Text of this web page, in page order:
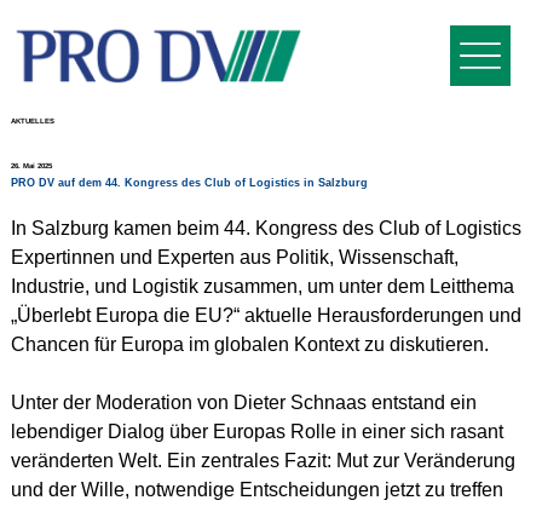
AKTUELLES
26. Mai 2025
PRO DV auf dem 44. Kongress des Club of Logistics in Salzburg
In Salzburg kamen beim 44. Kongress des Club of Logistics
Expertinnen und Experten aus Politik, Wissenschaft,
Industrie, und Logistik zusammen, um unter dem Leitthema
„Überlebt Europa die EU?“ aktuelle Herausforderungen und
Chancen für Europa im globalen Kontext zu diskutieren.
Unter der Moderation von Dieter Schnaas entstand ein
lebendiger Dialog über Europas Rolle in einer sich rasant
veränderten Welt. Ein zentrales Fazit: Mut zur Veränderung
und der Wille, notwendige Entscheidungen jetzt zu treffen